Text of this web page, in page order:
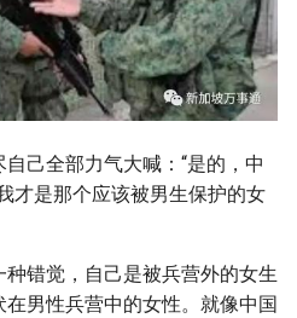
己全部力气大喊：“是的，中
才是那个应该被男生保护的女
错觉，自己是被兵营外的女生
男性兵营中的女性。就像中国